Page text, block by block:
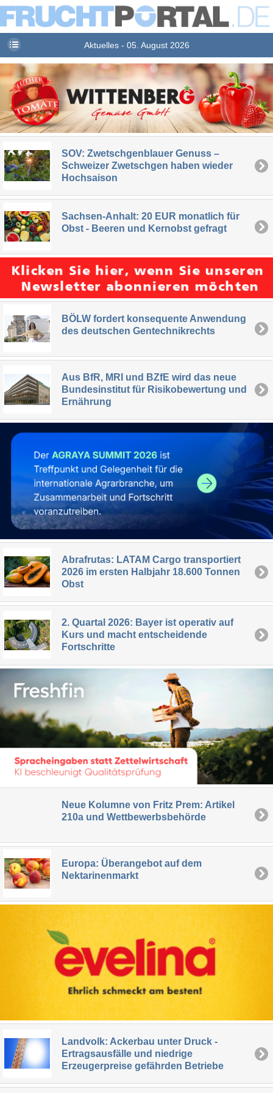
Aktuelles - 05. August 2026
SOV: Zwetschgenblauer Genuss –
Schweizer Zwetschgen haben wieder
Hochsaison
Sachsen-Anhalt: 20 EUR monatlich für
Obst - Beeren und Kernobst gefragt
BÖLW fordert konsequente Anwendung
des deutschen Gentechnikrechts
Aus BfR, MRI und BZfE wird das neue
Bundesinstitut für Risikobewertung und
Ernährung
Abrafrutas: LATAM Cargo transportiert
2026 im ersten Halbjahr 18.600 Tonnen
Obst
2. Quartal 2026: Bayer ist operativ auf
Kurs und macht entscheidende
Fortschritte
Neue Kolumne von Fritz Prem: Artikel
210a und Wettbewerbsbehörde
Europa: Überangebot auf dem
Nektarinenmarkt
Landvolk: Ackerbau unter Druck -
Ertragsausfälle und niedrige
Erzeugerpreise gefährden Betriebe